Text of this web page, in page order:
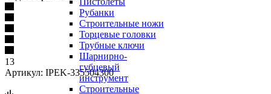
Рубанки
Строительные ножи
Торцевые головки
Трубные ключи
Шарнирно-
губцевый
инструмент
Строительные
13
Артикул: IPEK-335504300